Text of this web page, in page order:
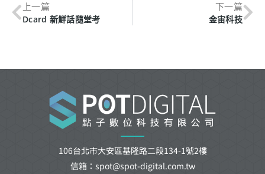
上一篇
Dcard 新鮮話隨堂考
下一篇
金宙科技
106台北市大安區基隆路二段134-1號2樓
信箱：spot@spot-digital.com.tw